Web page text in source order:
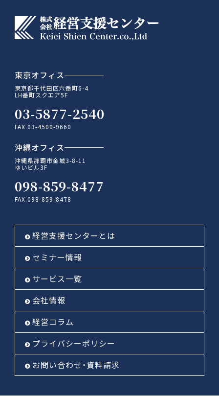
東京オフィス
東京都千代田区六番町6-4
LH番町スクエア5F
03-5877-2540
FAX.03-4500-9660
沖縄オフィス
沖縄県那覇市金城3-8-11
ゆいビル3F
098-859-8477
FAX.098-859-8478
経営支援センターとは
セミナー情報
サービス一覧
会社情報
経営コラム
プライバシーポリシー
お問い合わせ・資料請求